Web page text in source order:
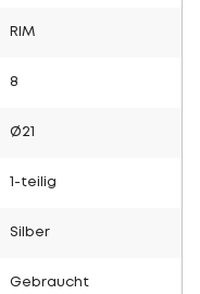
RIM
8
Ø21
1-teilig
Silber
Gebraucht